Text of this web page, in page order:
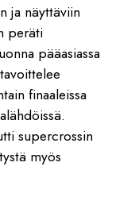
ja näyttäviin
peräti
pääasiassa
finaaleissa
supercrossin
myös